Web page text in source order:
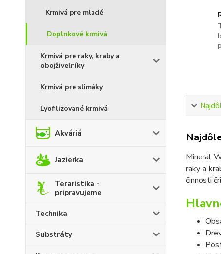
Krmivá pre mladé
Doplnkové krmivá
Krmivá pre raky, kraby a
obojživelníky
Krmivá pre slimáky
Lyofilizované krmivá
Akváriá
Jazierka
Teraristika -
pripravujeme
Technika
Substráty
Mineral
raky a
činnosti